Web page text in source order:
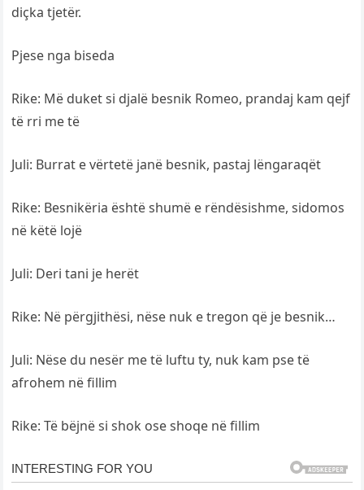
diçka tjetër.
Pjese nga biseda
Rike: Më duket si djalë besnik Romeo, prandaj kam qejf
të rri me të
Juli: Burrat e vërtetë janë besnik, pastaj lëngaraqët
Rike: Besnikëria është shumë e rëndësishme, sidomos
në këtë lojë
Juli: Deri tani je herët
Rike: Në përgjithësi, nëse nuk e tregon që je besnik…
Juli: Nëse du nesër me të luftu ty, nuk kam pse të
afrohem në fillim
Rike: Të bëjnë si shok ose shoqe në fillim